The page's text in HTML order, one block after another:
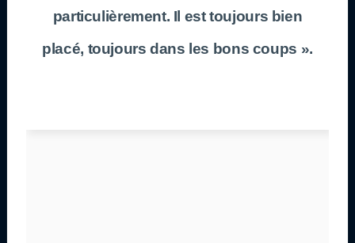
particulièrement. Il est toujours bien
placé, toujours dans les bons coups ».